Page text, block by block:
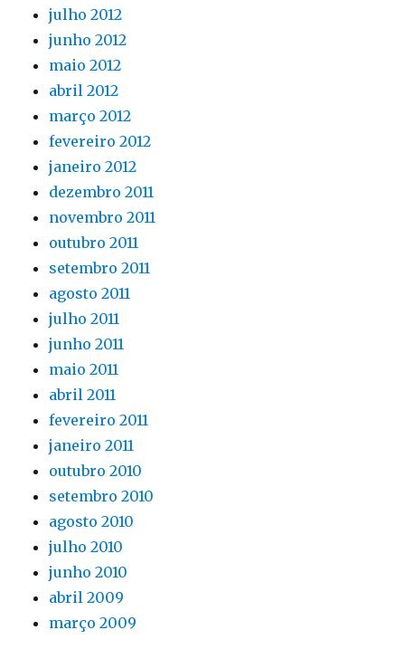
julho 2012
junho 2012
maio 2012
abril 2012
março 2012
fevereiro 2012
janeiro 2012
dezembro 2011
novembro 2011
outubro 2011
setembro 2011
agosto 2011
julho 2011
junho 2011
maio 2011
abril 2011
fevereiro 2011
janeiro 2011
outubro 2010
setembro 2010
agosto 2010
julho 2010
junho 2010
abril 2009
março 2009